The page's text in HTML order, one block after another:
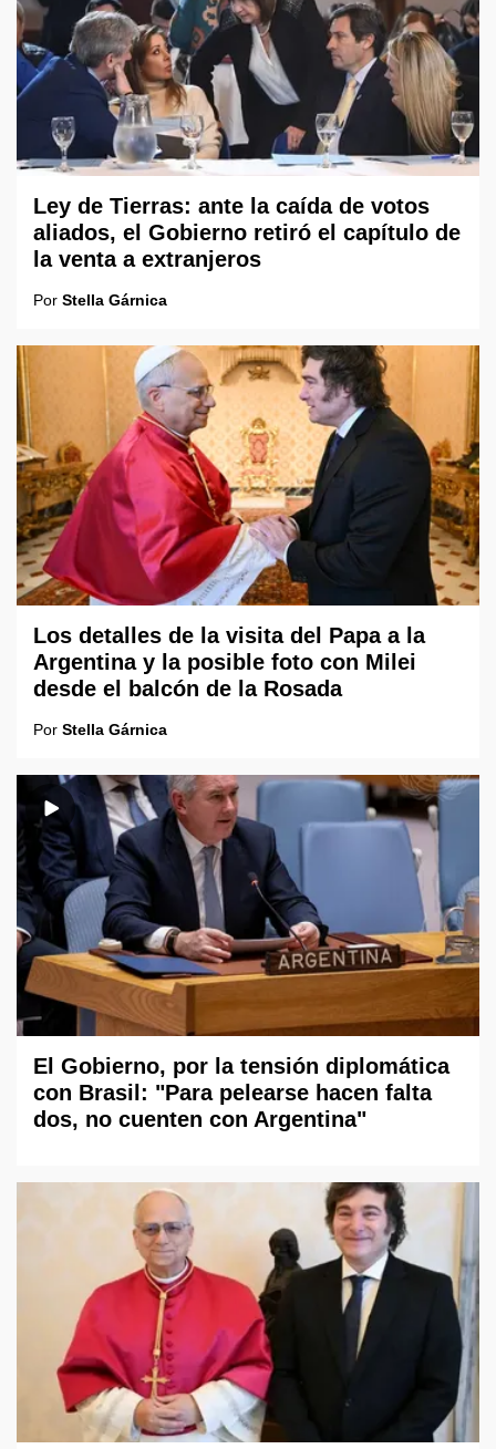
Ley de Tierras: ante la caída de votos
aliados, el Gobierno retiró el capítulo de
la venta a extranjeros
Por Stella Gárnica
Los detalles de la visita del Papa a la
Argentina y la posible foto con Milei
desde el balcón de la Rosada
Por Stella Gárnica
El Gobierno, por la tensión diplomática
con Brasil: "Para pelearse hacen falta
dos, no cuenten con Argentina"